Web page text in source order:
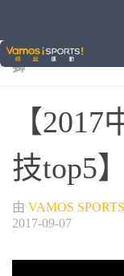
中信兄弟 / 中華職棒
獅
【
技top5】
由 VAMOS
2017-09-07